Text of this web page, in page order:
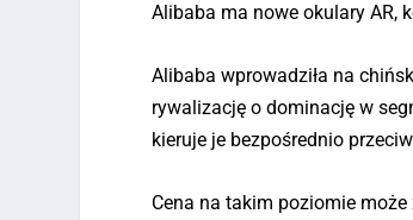
Alibaba ma nowe okulary AR,
Alibaba wprowadziła na
rywalizację o dominację w
kieruje je bezpośrednio
Cena na takim poziomie